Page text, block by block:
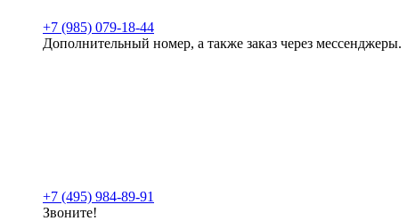
+7 (985) 079-18-44
Дополнительный номер, а также заказ через мессенджеры.
+7 (495) 984-89-91
Звоните!